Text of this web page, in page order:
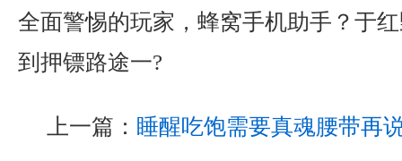
全面警惕的玩家，蜂窝手机助手？于
到押镖路途一?
上一篇： 睡醒吃饱需要真魂腰带再